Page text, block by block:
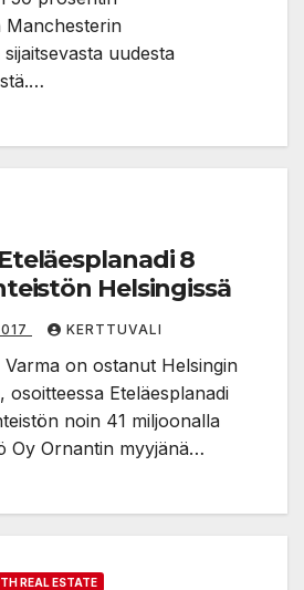
Manchesterin
uudesta
8
Helsingissä
KERTTUVALI
Varma on ostanut Helsingin
osoitteessa Eteläesplanadi
noin 41 miljoonalla
Oy Ornantin myyjänä…
TH REAL ESTATE